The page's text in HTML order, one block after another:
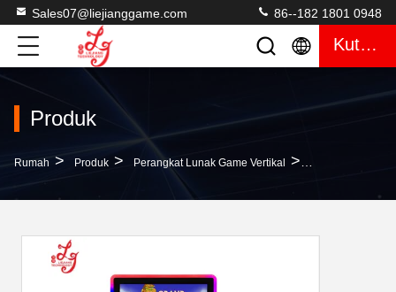
Sales07@liejianggame.com 86--182 1801 0948
Kutipan
Produk
Rumah > Produk > Perangkat Lunak Game Vertikal >